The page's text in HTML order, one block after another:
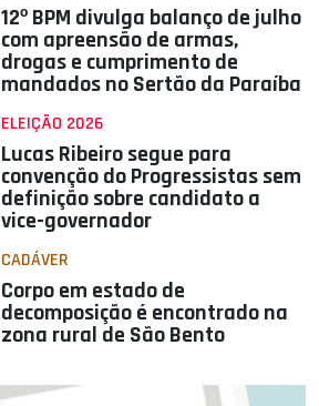
12º BPM divulga balanço de julho
com apreensão de armas,
drogas e cumprimento de
mandados no Sertão da Paraíba
ELEIÇÃO 2026
Lucas Ribeiro segue para
convenção do Progressistas sem
definição sobre candidato a
vice-governador
CADÁVER
Corpo em estado de
decomposição é encontrado na
zona rural de São Bento